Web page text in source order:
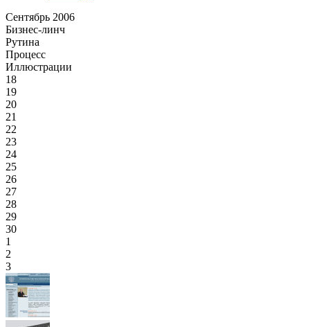
Сентябрь 2006
Бизнес-линч
Рутина
Процесс
Иллюстрации
18
19
20
21
22
23
24
25
26
27
28
29
30
1
2
3